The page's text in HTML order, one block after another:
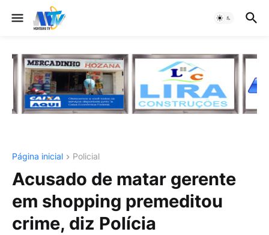
Página inicial Policial
Acusado de matar gerente
em shopping premeditou
crime, diz Polícia